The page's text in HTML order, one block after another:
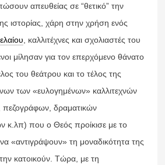
απευθείας σε “θετικό” την
ιστορίας, χάρη στην χρήση ενός
, καλλιτέχνες και σχολιαστές του
μίλησαν για τον επερχόμενο θάνατο
του θεάτρου και το τέλος της
των «ευλογημένων» καλλιτεχνών
δραματικών
κ.λπ) που ο Θεός προίκισε με το
«αντιγράψουν» τη μοναδικότητα της
κατοικούν. Τώρα, με τη